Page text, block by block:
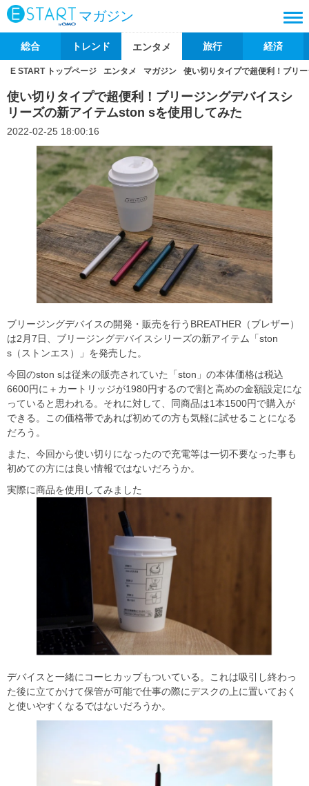
マガジン
総合 トレンド エンタメ 旅行 経済
E START トップページ エンタメ マガジン 使い切りタイプで超便利！ブリ
使い切りタイプで超便利！ブリージングデバイスシ
リーズの新アイテムston sを使用してみた
2022-02-25 18:00:16
ブリージングデバイスの開発・販売を行うBREATHER（ブレザー）
は2月7日、ブリージングデバイスシリーズの新アイテム「ston
s（ストンエス）」を発売した。
今回のston sは従来の販売されていた「ston」の本体価格は税込
6600円に＋カートリッジが1980円するので割と高めの金額設定にな
っていると思われる。それに対して、同商品は1本1500円で購入が
できる。この価格帯であれば初めての方も気軽に試せることになる
だろう。
また、今回から使い切りになったので充電等は一切不要なった事も
初めての方には良い情報ではないだろうか。
実際に商品を使用してみました
デバイスと一緒にコーヒカップもついている。これは吸引し終わっ
た後に立てかけて保管が可能で仕事の際にデスクの上に置いておく
と使いやすくなるではないだろうか。